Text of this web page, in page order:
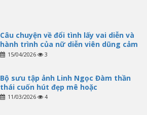
Câu chuyện về đổi tình lấy vai diễn và
hành trình của nữ diễn viên dũng cảm
15/04/2026 3
Bộ sưu tập ảnh Linh Ngọc Đàm thần
thái cuốn hút đẹp mê hoặc
11/03/2026 4